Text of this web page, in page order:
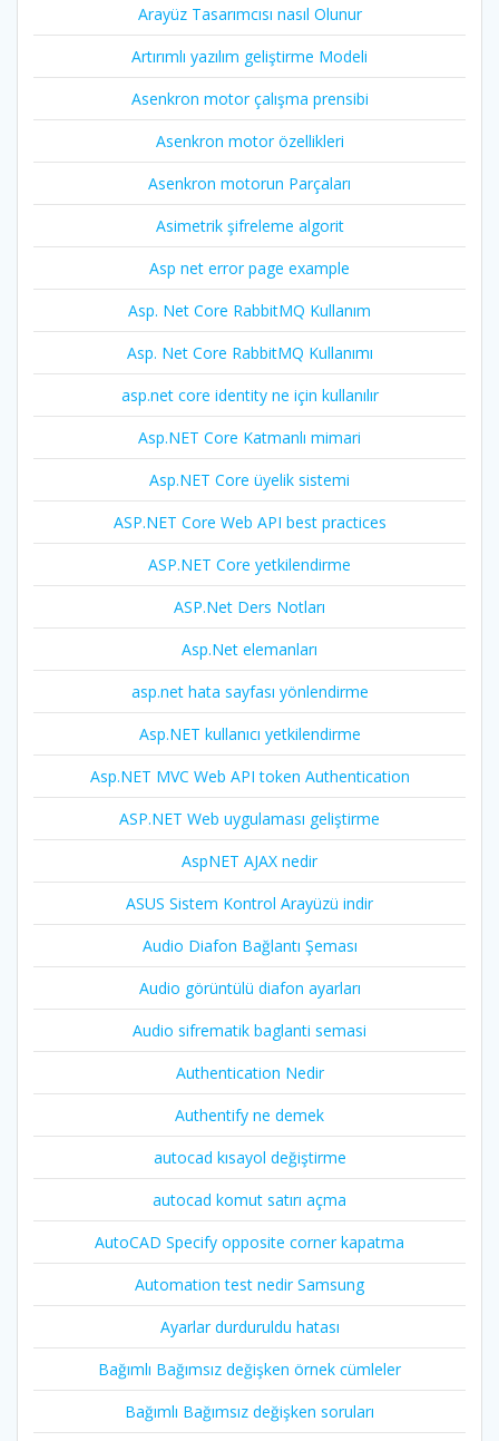
Arayüz Tasarımcısı nasıl Olunur
Artırımlı yazılım geliştirme Modeli
Asenkron motor çalışma prensibi
Asenkron motor özellikleri
Asenkron motorun Parçaları
Asimetrik şifreleme algorit
Asp net error page example
Asp. Net Core RabbitMQ Kullanım
Asp. Net Core RabbitMQ Kullanımı
asp.net core identity ne için kullanılır
Asp.NET Core Katmanlı mimari
Asp.NET Core üyelik sistemi
ASP.NET Core Web API best practices
ASP.NET Core yetkilendirme
ASP.Net Ders Notları
Asp.Net elemanları
asp.net hata sayfası yönlendirme
Asp.NET kullanıcı yetkilendirme
Asp.NET MVC Web API token Authentication
ASP.NET Web uygulaması geliştirme
AspNET AJAX nedir
ASUS Sistem Kontrol Arayüzü indir
Audio Diafon Bağlantı Şeması
Audio görüntülü diafon ayarları
Audio sifrematik baglanti semasi
Authentication Nedir
Authentify ne demek
autocad kısayol değiştirme
autocad komut satırı açma
AutoCAD Specify opposite corner kapatma
Automation test nedir Samsung
Ayarlar durduruldu hatası
Bağımlı Bağımsız değişken örnek cümleler
Bağımlı Bağımsız değişken soruları